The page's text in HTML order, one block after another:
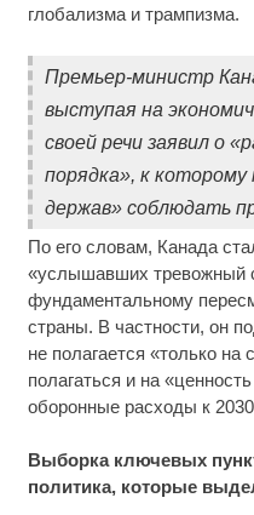
глобализма и трампизма.
Премьер-министр
выступая на
своей речи заявил о
порядка», к которому
держав» соблюдать
По его словам, Канада
«услышавших тревожный
фундаментальному
страны. В частности, он
не полагается «только на
полагаться и на
оборонные расходы к 2030
Выборка ключевых
политика, которые
Ролик из